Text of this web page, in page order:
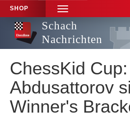
SHOP
TOGGLE
NAVIGATION
Schach
Nachrichten
ChessKid Cup:
Abdusattorov
Winner's